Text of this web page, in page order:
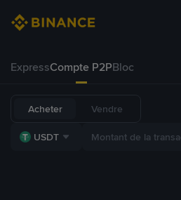
ExpressCompte P2PBloc
Acheter Vendre
USDT